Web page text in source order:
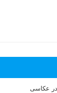
در عکاسی